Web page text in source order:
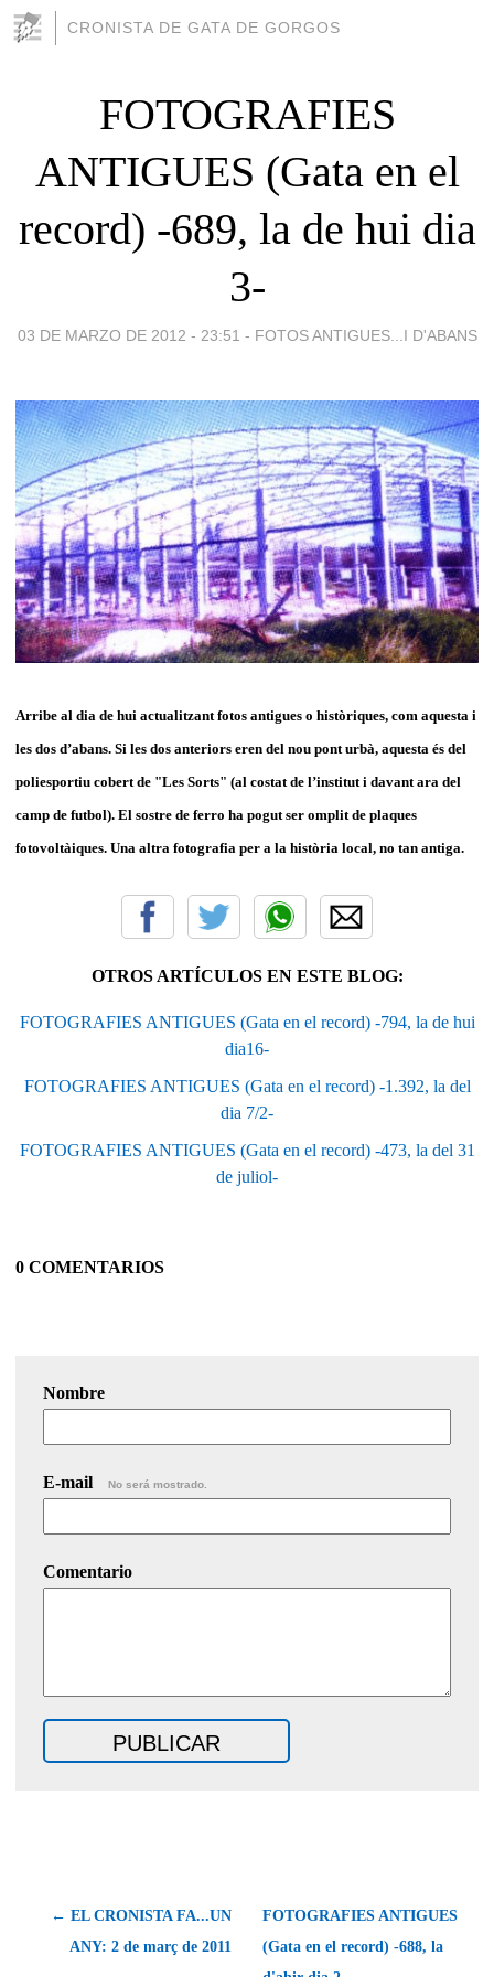
CRONISTA DE GATA DE GORGOS
FOTOGRAFIES
ANTIGUES (Gata en el
record) -689, la de hui dia
3-
03 DE MARZO DE 2012 - 23:51 - FOTOS ANTIGUES...I D'ABANS
Arribe al dia de hui actualitzant fotos antigues o històriques, com aquesta i
les dos d’abans. Si les dos anteriors eren del nou pont urbà, aquesta és del
poliesportiu cobert de "Les Sorts" (al costat de l’institut i davant ara del
camp de futbol). El sostre de ferro ha pogut ser omplit de plaques
fotovoltàiques. Una altra fotografia per a la història local, no tan antiga.
OTROS ARTÍCULOS EN ESTE BLOG:
FOTOGRAFIES ANTIGUES (Gata en el record) -794, la de hui
dia16-
FOTOGRAFIES ANTIGUES (Gata en el record) -1.392, la del
dia 7/2-
FOTOGRAFIES ANTIGUES (Gata en el record) -473, la del 31
de juliol-
0 COMENTARIOS
Nombre
E-mail No será mostrado.
Comentario
← EL CRONISTA FA...UN
ANY: 2 de març de 2011
FOTOGRAFIES ANTIGUES
(Gata en el record) -688, la